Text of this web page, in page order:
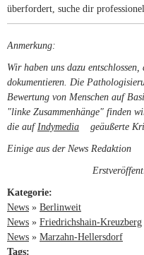
überfordert, suche dir
Anmerkung:
Wir haben uns dazu
dokumentieren. Die
Bewertung von Menschen auf
"linke Zusammenhänge" finden
die aufIndymedia (link is external)
geäußerte
Einige aus der News Redaktion
Kategorie:
News » Berlinweit
News » Friedrichshain-Kreuzberg
News » Marzahn-Hellersdorf
Tags: